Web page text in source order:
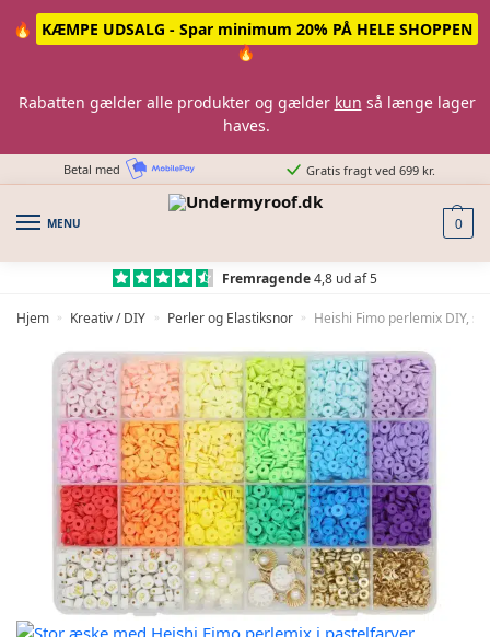
🔥
KÆMPE UDSALG - Spar minimum 20% PÅ HELE SHOPPEN
🔥
Rabatten gælder alle produkter og gælder kun så længe lager
haves.
Betal med Gratis fragt ved 699 kr.
MENU 0
Fremragende4,8 ud af 5
Hjem » Kreativ / DIY » Perler og Elastiksnor » Heishi Fimo perlemix DIY,